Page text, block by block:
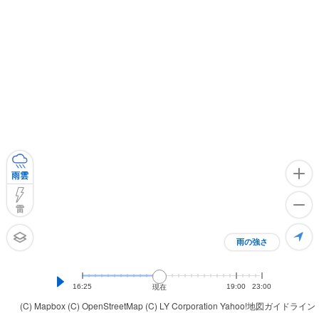
(C) Mapbox (C) OpenStreetMap (C) LY Corporation Yahoo!地図ガイドライン
雨の強さ
雨雲
雷
16:25 現在 19:00 23:00